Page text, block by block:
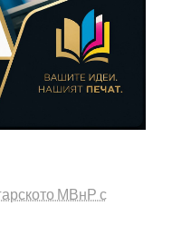
МВнР с